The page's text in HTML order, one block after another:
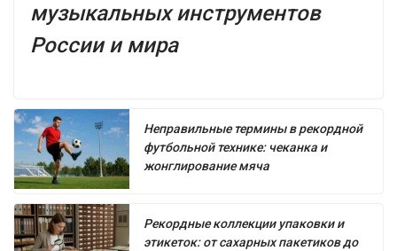
музыкальных инструментов
России и мира
Неправильные термины в рекордной
футбольной технике: чеканка и
жонглирование мяча
Рекордные коллекции упаковки и
этикеток: от сахарных пакетиков до